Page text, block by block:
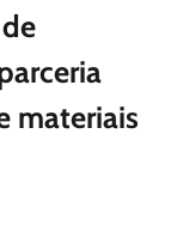
materiais